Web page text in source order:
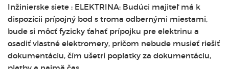
Inžinierske siete : ELEKTRINA: Budúci majiteľ má k
dispozícii prípojný bod s troma odbernými miestami,
bude si môcť fyzicky ťahať prípojku pre elektrinu a
osadiť vlastné elektromery, pričom nebude musieť riešiť
dokumentáciu, čím ušetrí poplatky za dokumentáciu,